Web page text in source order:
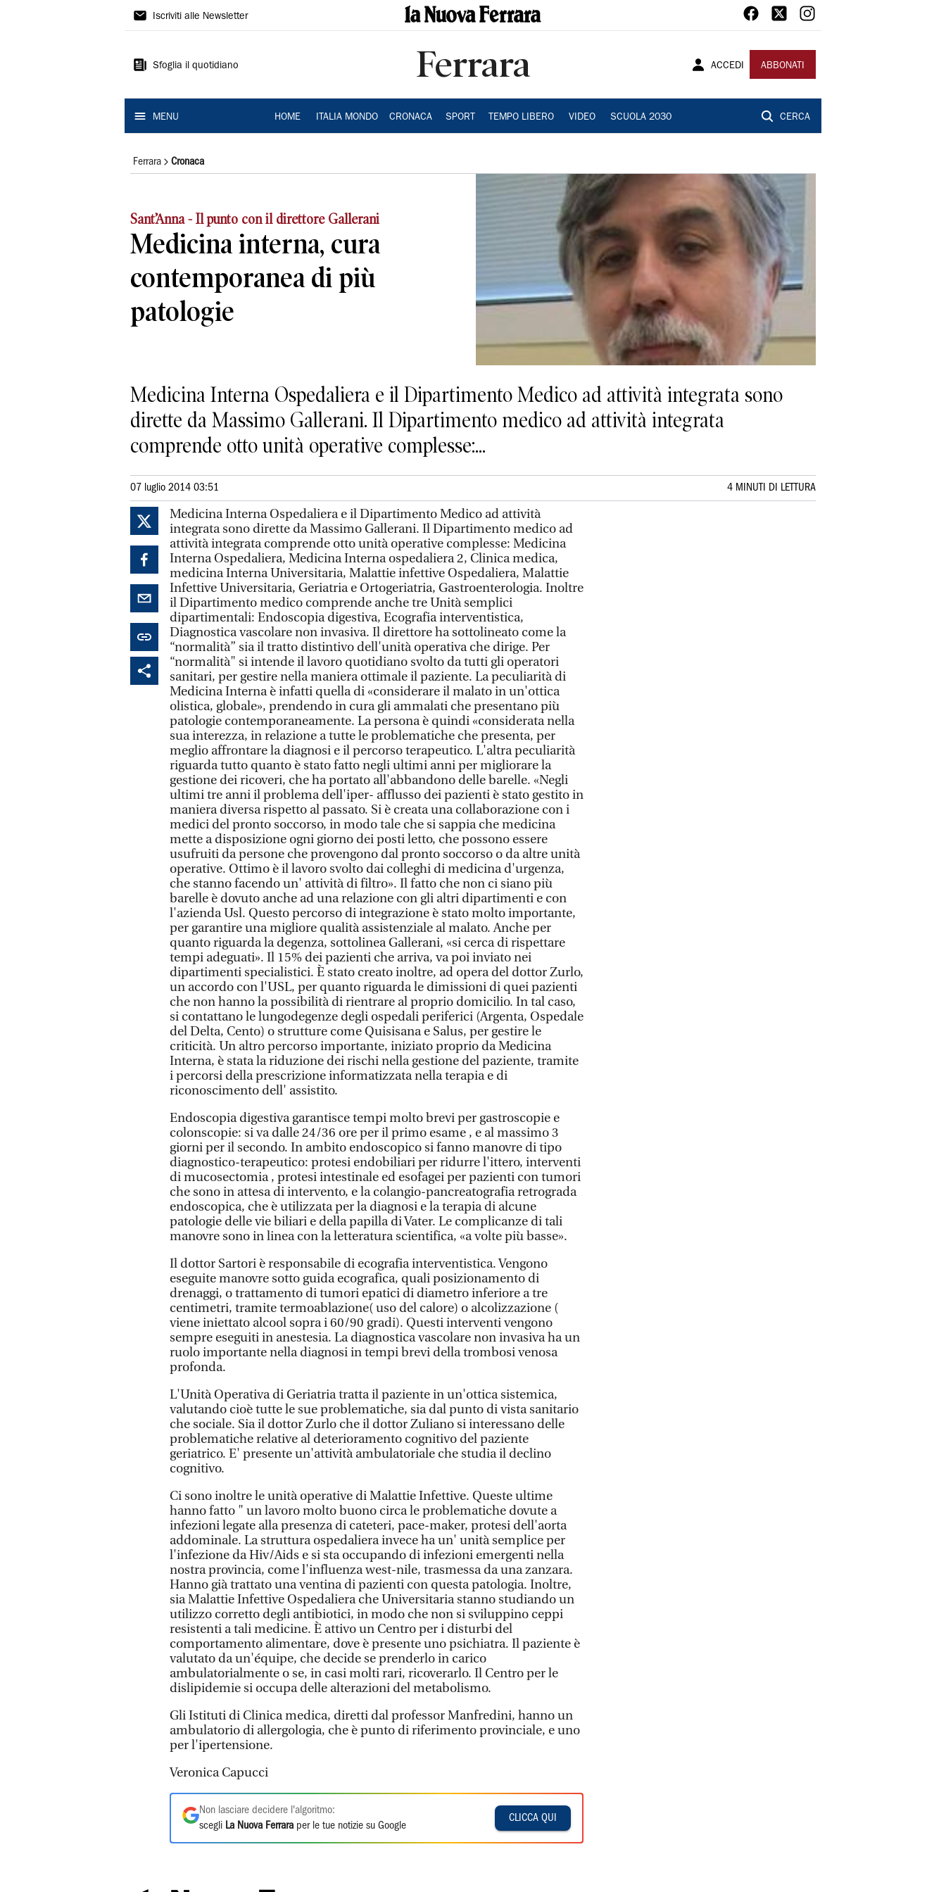
La
Ferrara
Iscriviti alle Newsletter
Sfoglia il quotidiano Ferrara ACCEDI ABBONATI
MENU HOME ITALIA MONDO CRONACA SPORT TEMPO LIBERO VIDEO SCUOLA 2030 CERCA
Ferrara Cronaca
Sant’Anna - Il punto con il direttore Gallerani
Medicina interna, cura
contemporanea di più
patologie
Medicina Interna Ospedaliera e il Dipartimento Medico ad attività integrata sono
dirette da Massimo Gallerani. Il Dipartimento medico ad attività integrata
comprende otto unità operative complesse:...
07 luglio 2014 03:51 4 MINUTI DI LETTURA
Medicina Interna Ospedaliera e il Dipartimento Medico ad attività
integrata sono dirette da Massimo Gallerani. Il Dipartimento medico ad
attività integrata comprende otto unità operative complesse: Medicina
Interna Ospedaliera, Medicina Interna ospedaliera 2, Clinica medica,
medicina Interna Universitaria, Malattie infettive Ospedaliera, Malattie
Infettive Universitaria, Geriatria e Ortogeriatria, Gastroenterologia. Inoltre
il Dipartimento medico comprende anche tre Unità semplici
dipartimentali: Endoscopia digestiva, Ecografia interventistica,
Diagnostica vascolare non invasiva. Il direttore ha sottolineato come la
“normalità” sia il tratto distintivo dell'unità operativa che dirige. Per
“normalità" si intende il lavoro quotidiano svolto da tutti gli operatori
sanitari, per gestire nella maniera ottimale il paziente. La peculiarità di
Medicina Interna è infatti quella di «considerare il malato in un'ottica
olistica, globale», prendendo in cura gli ammalati che presentano più
patologie contemporaneamente. La persona è quindi «considerata nella
sua interezza, in relazione a tutte le problematiche che presenta, per
meglio affrontare la diagnosi e il percorso terapeutico. L'altra peculiarità
riguarda tutto quanto è stato fatto negli ultimi anni per migliorare la
gestione dei ricoveri, che ha portato all'abbandono delle barelle. «Negli
ultimi tre anni il problema dell'iper- afflusso dei pazienti è stato gestito in
maniera diversa rispetto al passato. Si è creata una collaborazione con i
medici del pronto soccorso, in modo tale che si sappia che medicina
mette a disposizione ogni giorno dei posti letto, che possono essere
usufruiti da persone che provengono dal pronto soccorso o da altre unità
operative. Ottimo è il lavoro svolto dai colleghi di medicina d'urgenza,
che stanno facendo un' attività di filtro». Il fatto che non ci siano più
barelle è dovuto anche ad una relazione con gli altri dipartimenti e con
l'azienda Usl. Questo percorso di integrazione è stato molto importante,
per garantire una migliore qualità assistenziale al malato. Anche per
quanto riguarda la degenza, sottolinea Gallerani, «si cerca di rispettare
tempi adeguati». Il 15% dei pazienti che arriva, va poi inviato nei
dipartimenti specialistici. È stato creato inoltre, ad opera del dottor Zurlo,
un accordo con l'USL, per quanto riguarda le dimissioni di quei pazienti
che non hanno la possibilità di rientrare al proprio domicilio. In tal caso,
si contattano le lungodegenze degli ospedali periferici (Argenta, Ospedale
del Delta, Cento) o strutture come Quisisana e Salus, per gestire le
criticità. Un altro percorso importante, iniziato proprio da Medicina
Interna, è stata la riduzione dei rischi nella gestione del paziente, tramite
i percorsi della prescrizione informatizzata nella terapia e di
riconoscimento dell' assistito.
Endoscopia digestiva garantisce tempi molto brevi per gastroscopie e
colonscopie: si va dalle 24/36 ore per il primo esame , e al massimo 3
giorni per il secondo. In ambito endoscopico si fanno manovre di tipo
diagnostico-terapeutico: protesi endobiliari per ridurre l'ittero, interventi
di mucosectomia , protesi intestinale ed esofagei per pazienti con tumori
che sono in attesa di intervento, e la colangio-pancreatografia retrograda
endoscopica, che è utilizzata per la diagnosi e la terapia di alcune
patologie delle vie biliari e della papilla di Vater. Le complicanze di tali
manovre sono in linea con la letteratura scientifica, «a volte più basse».
Il dottor Sartori è responsabile di ecografia interventistica. Vengono
eseguite manovre sotto guida ecografica, quali posizionamento di
drenaggi, o trattamento di tumori epatici di diametro inferiore a tre
centimetri, tramite termoablazione( uso del calore) o alcolizzazione (
viene iniettato alcool sopra i 60/90 gradi). Questi interventi vengono
sempre eseguiti in anestesia. La diagnostica vascolare non invasiva ha un
ruolo importante nella diagnosi in tempi brevi della trombosi venosa
profonda.
L'Unità Operativa di Geriatria tratta il paziente in un'ottica sistemica,
valutando cioè tutte le sue problematiche, sia dal punto di vista sanitario
che sociale. Sia il dottor Zurlo che il dottor Zuliano si interessano delle
problematiche relative al deterioramento cognitivo del paziente
geriatrico. E' presente un'attività ambulatoriale che studia il declino
cognitivo.
Ci sono inoltre le unità operative di Malattie Infettive. Queste ultime
hanno fatto " un lavoro molto buono circa le problematiche dovute a
infezioni legate alla presenza di cateteri, pace-maker, protesi dell'aorta
addominale. La struttura ospedaliera invece ha un' unità semplice per
l'infezione da Hiv/Aids e si sta occupando di infezioni emergenti nella
nostra provincia, come l'influenza west-nile, trasmessa da una zanzara.
Hanno già trattato una ventina di pazienti con questa patologia. Inoltre,
sia Malattie Infettive Ospedaliera che Universitaria stanno studiando un
utilizzo corretto degli antibiotici, in modo che non si sviluppino ceppi
resistenti a tali medicine. È attivo un Centro per i disturbi del
comportamento alimentare, dove è presente uno psichiatra. Il paziente è
valutato da un'équipe, che decide se prenderlo in carico
ambulatorialmente o se, in casi molti rari, ricoverarlo. Il Centro per le
dislipidemie si occupa delle alterazioni del metabolismo.
Gli Istituti di Clinica medica, diretti dal professor Manfredini, hanno un
ambulatorio di allergologia, che è punto di riferimento provinciale, e uno
per l'ipertensione.
Veronica Capucci
Non lasciare decidere l'algoritmo:
scegli La Nuova Ferrara per le tue notizie su Google
CLICCA QUI